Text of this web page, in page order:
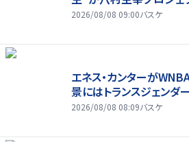
2026/08/08 09:00バスケ
エネス・カンターが
景にはトランスジェンダ
2026/08/08 08:09バスケ